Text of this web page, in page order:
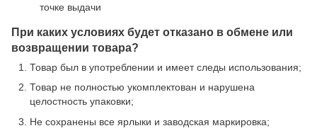
точке выдачи
При каких условиях будет отказано в обмене или
возвращении товара?
Товар был в употреблении и имеет следы использования;
Товар не полностью укомплектован и нарушена
целостность упаковки;
Не сохранены все ярлыки и заводская маркировка;